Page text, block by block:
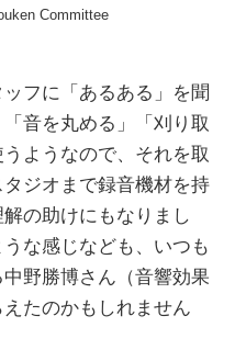
Committee
フに「あるある」を聞
音を丸める」「刈り取
ようなので、それを取
ジオまで録音機材を持
の助けにもなりまし
な感じなども、いつも
野勝博さん（音響効果
たのかもしれません